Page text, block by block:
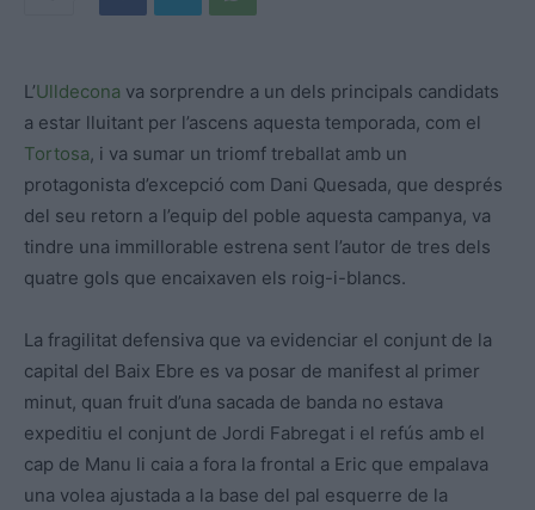
L’Ulldecona va sorprendre a un dels principals candidats
a estar lluitant per l’ascens aquesta temporada, com el
Tortosa, i va sumar un triomf treballat amb un
protagonista d’excepció com Dani Quesada, que després
del seu retorn a l’equip del poble aquesta campanya, va
tindre una immillorable estrena sent l’autor de tres dels
quatre gols que encaixaven els roig-i-blancs.
La fragilitat defensiva que va evidenciar el conjunt de la
capital del Baix Ebre es va posar de manifest al primer
minut, quan fruit d’una sacada de banda no estava
expeditiu el conjunt de Jordi Fabregat i el refús amb el
cap de Manu li caia a fora la frontal a Eric que empalava
una volea ajustada a la base del pal esquerre de la